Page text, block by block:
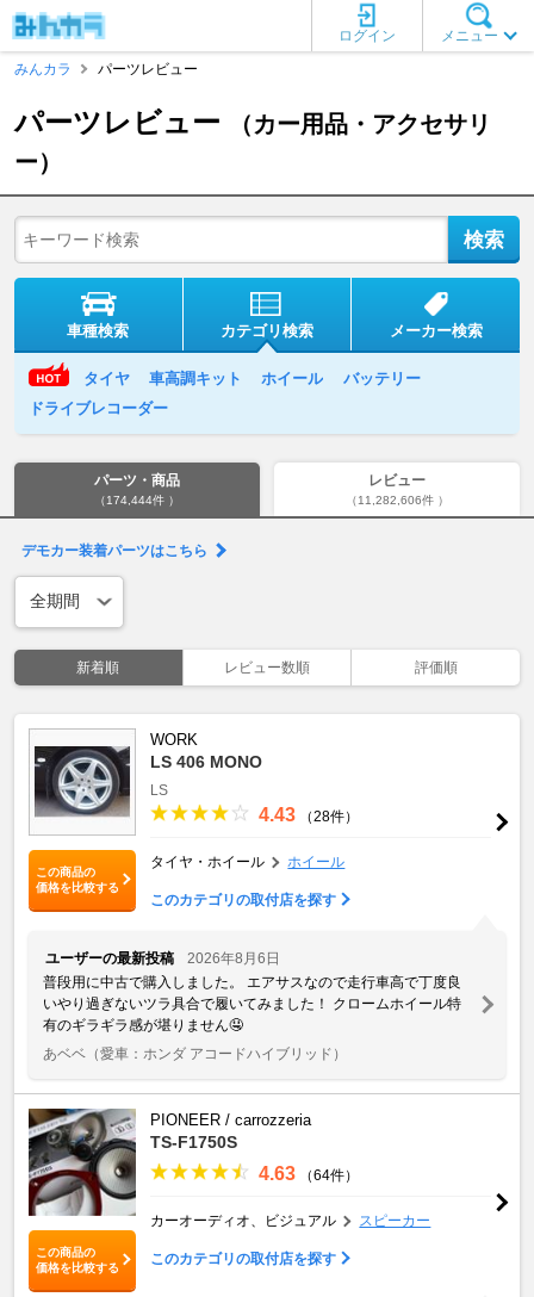
メニュー
ログイン
みんカラ
パーツレビュー
パーツレビュー
（カー用品・アクセサリ
ー）
車種検索 カテゴリ検索 メーカー検索
タイヤ 車高調キット ホイール
バッテリー
ドライブレコーダー
パーツ・商品
（174,444件 ）
レビュー
（11,282,606件 ）
デモカー装着パーツはこちら
新着順 レビュー数順 評価順
この商品の
価格を比較する
WORK
LS 406 MONO
LS
4.43 （28件）
タイヤ・ホイール ホイール
このカテゴリの取付店を探す
ユーザーの最新投稿
2026年8月6日
普段用に中古で購入しました。 エアサスなので走行車高で丁度良
いやり過ぎないツラ具合で履いてみました！ クロームホイール特
有のギラギラ感が堪りません🤤
あベベ （愛車：ホンダ アコードハイブリッド）
この商品の
価格を比較する
PIONEER / carrozzeria
TS-F1750S
4.63 （64件）
カーオーディオ、ビジュアル スピーカー
このカテゴリの取付店を探す